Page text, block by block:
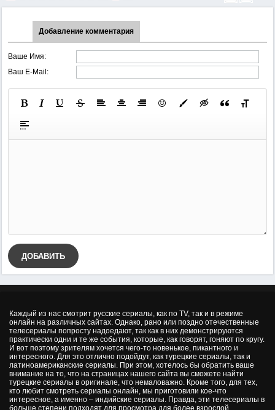
Добавление комментария
Ваше Имя:
Ваш E-Mail:
ДОБАВИТЬ
Каждый из нас смотрит русские сериалы, как по TV, так и в режиме
онлайн на различных сайтах. Однако, рано или поздно отечественные
телесериалы попросту надоедают, так как в них демонстрируются
практически одни и те же события, которые, как говорят, гоняют по кругу.
И вот поэтому зрителям хочется чего-то новенькое, пикантного и
интересного. Для это отлично подойдут, как турецкие сериалы, так и
латиноамериканские сериалы. При этом, хотелось бы обратить ваше
внимание на то, что на страницах нашего сайта вы сможете найти
турецкие сериалы в оригинале, что немаловажно. Кроме того, для тех,
кто любит смотреть сериалы онлайн, мы приготовили кое-что
интересное, а именно – индийские сериалы. Правда, эти телесериалы в
больше степени подходят для просмотра для более взрослой